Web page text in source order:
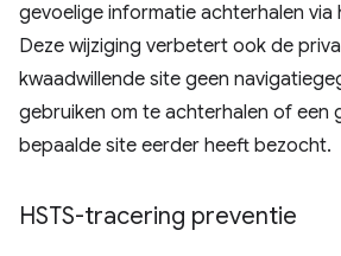
gevoelige informatie achterhalen via
Deze wijziging verbetert ook de
kwaadwillende site geen
gebruiken om te achterhalen of een
bepaalde site eerder heeft bezocht.
HSTS-tracering preventie